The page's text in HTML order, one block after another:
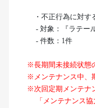
・不正行為に対す
- 対象：『ラテー
- 件数：1件
※長期間未接続状態
※メンテナンス中、
※次回定期メンテナ
「メンテナンス協